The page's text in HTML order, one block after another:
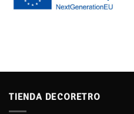
TIENDA DECORETRO